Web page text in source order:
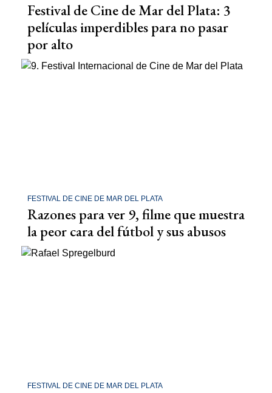
Festival de Cine de Mar del Plata: 3
películas imperdibles para no pasar
por alto
FESTIVAL DE CINE DE MAR DEL PLATA
Razones para ver 9, filme que muestra
la peor cara del fútbol y sus abusos
FESTIVAL DE CINE DE MAR DEL PLATA